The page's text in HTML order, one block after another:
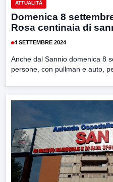
ATTUALITÀ
Domenica 8
Rosa centinaia di
4 SETTEMBRE 2024
Anche dal Sannio domenica 8
persone, con pullman e auto,